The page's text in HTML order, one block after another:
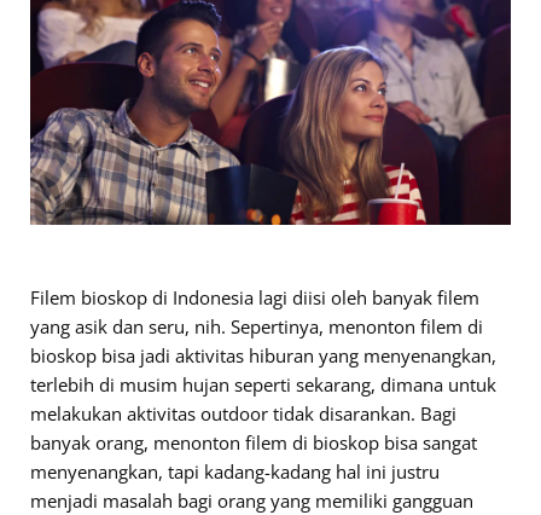
Filem bioskop di Indonesia lagi diisi oleh banyak filem
yang asik dan seru, nih. Sepertinya, menonton filem di
bioskop bisa jadi aktivitas hiburan yang menyenangkan,
terlebih di musim hujan seperti sekarang, dimana untuk
melakukan aktivitas outdoor tidak disarankan. Bagi
banyak orang, menonton filem di bioskop bisa sangat
menyenangkan, tapi kadang-kadang hal ini justru
menjadi masalah bagi orang yang memiliki gangguan